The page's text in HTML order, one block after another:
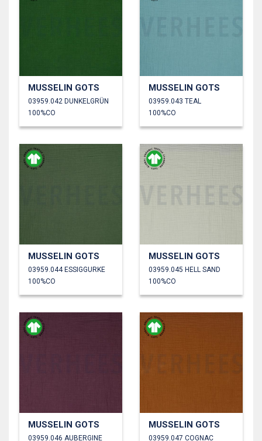
MUSSELIN GOTS
03959.042 DUNKELGRÜN
100%CO
MUSSELIN GOTS
03959.043 TEAL
100%CO
MUSSELIN GOTS
03959.044 ESSIGGURKE
100%CO
MUSSELIN GOTS
03959.045 HELL SAND
100%CO
MUSSELIN GOTS
03959.046 AUBERGINE
MUSSELIN GOTS
03959.047 COGNAC